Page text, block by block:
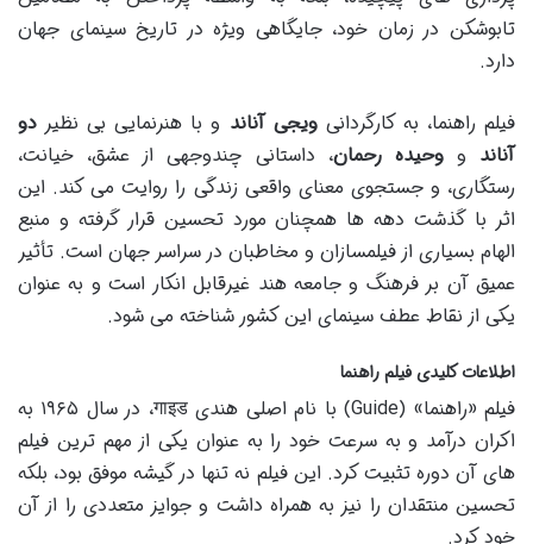
تابوشکن در زمان خود، جایگاهی ویژه در تاریخ سینمای جهان
دارد.
فیلم راهنما، به کارگردانیویجی آناند و با هنرنمایی بی نظیر دو
آناند ووحیده رحمان، داستانی چندوجهی از عشق، خیانت،
رستگاری، و جستجوی معنای واقعی زندگی را روایت می کند. این
اثر با گذشت دهه ها همچنان مورد تحسین قرار گرفته و منبع
الهام بسیاری از فیلمسازان و مخاطبان در سراسر جهان است. تأثیر
عمیق آن بر فرهنگ و جامعه هند غیرقابل انکار است و به عنوان
یکی از نقاط عطف سینمای این کشور شناخته می شود.
اطلاعات کلیدی فیلم راهنما
فیلم «راهنما» (Guide) با نام اصلی هندی गाइड، در سال ۱۹۶۵ به
اکران درآمد و به سرعت خود را به عنوان یکی از مهم ترین فیلم
های آن دوره تثبیت کرد. این فیلم نه تنها در گیشه موفق بود، بلکه
تحسین منتقدان را نیز به همراه داشت و جوایز متعددی را از آن
خود کرد.